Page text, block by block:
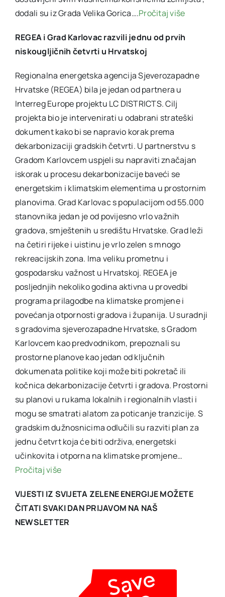
dodali su iz Grada Velika Gorica….Pročitaj više
REGEA i Grad Karlovac razvili jednu od prvih
niskougljičnih četvrti u Hrvatskoj
Regionalna energetska agencija Sjeverozapadne
Hrvatske (REGEA) bila je jedan od partnera u
Interreg Europe projektu LC DISTRICTS. Cilj
projekta bio je intervenirati u odabrani strateški
dokument kako bi se napravio korak prema
dekarbonizaciji gradskih četvrti. U partnerstvu s
Gradom Karlovcem uspjeli su napraviti značajan
iskorak u procesu dekarbonizacije baveći se
energetskim i klimatskim elementima u prostornim
planovima. Grad Karlovac s populacijom od 55.000
stanovnika jedan je od povijesno vrlo važnih
gradova, smještenih u središtu Hrvatske. Grad leži
na četiri rijeke i uistinu je vrlo zelen s mnogo
rekreacijskih zona. Ima veliku prometnu i
gospodarsku važnost u Hrvatskoj. REGEA je
posljednjih nekoliko godina aktivna u provedbi
programa prilagodbe na klimatske promjene i
povećanja otpornosti gradova i županija. U suradnji
s gradovima sjeverozapadne Hrvatske, s Gradom
Karlovcem kao predvodnikom, prepoznali su
prostorne planove kao jedan od ključnih
dokumenata politike koji može biti pokretač ili
kočnica dekarbonizacije četvrti i gradova. Prostorni
su planovi u rukama lokalnih i regionalnih vlasti i
mogu se smatrati alatom za poticanje tranzicije. S
gradskim dužnosnicima odlučili su razviti plan za
jednu četvrt koja će biti održiva, energetski
učinkovita i otporna na klimatske promjene…
Pročitaj više
VIJESTI IZ SVIJETA ZELENE ENERGIJE MOŽETE
ČITATI SVAKI DAN PRIJAVOM NA NAŠ
NEWSLETTER